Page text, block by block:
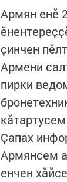
Армян енӗ
ҫинчен
Армени
пирки
Ҫапах
Армянсем
енчен